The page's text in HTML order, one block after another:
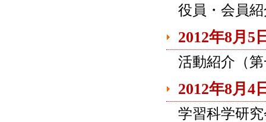
役員・会員
2012年8月5
活動紹介（
2012年8月4
学習科学研